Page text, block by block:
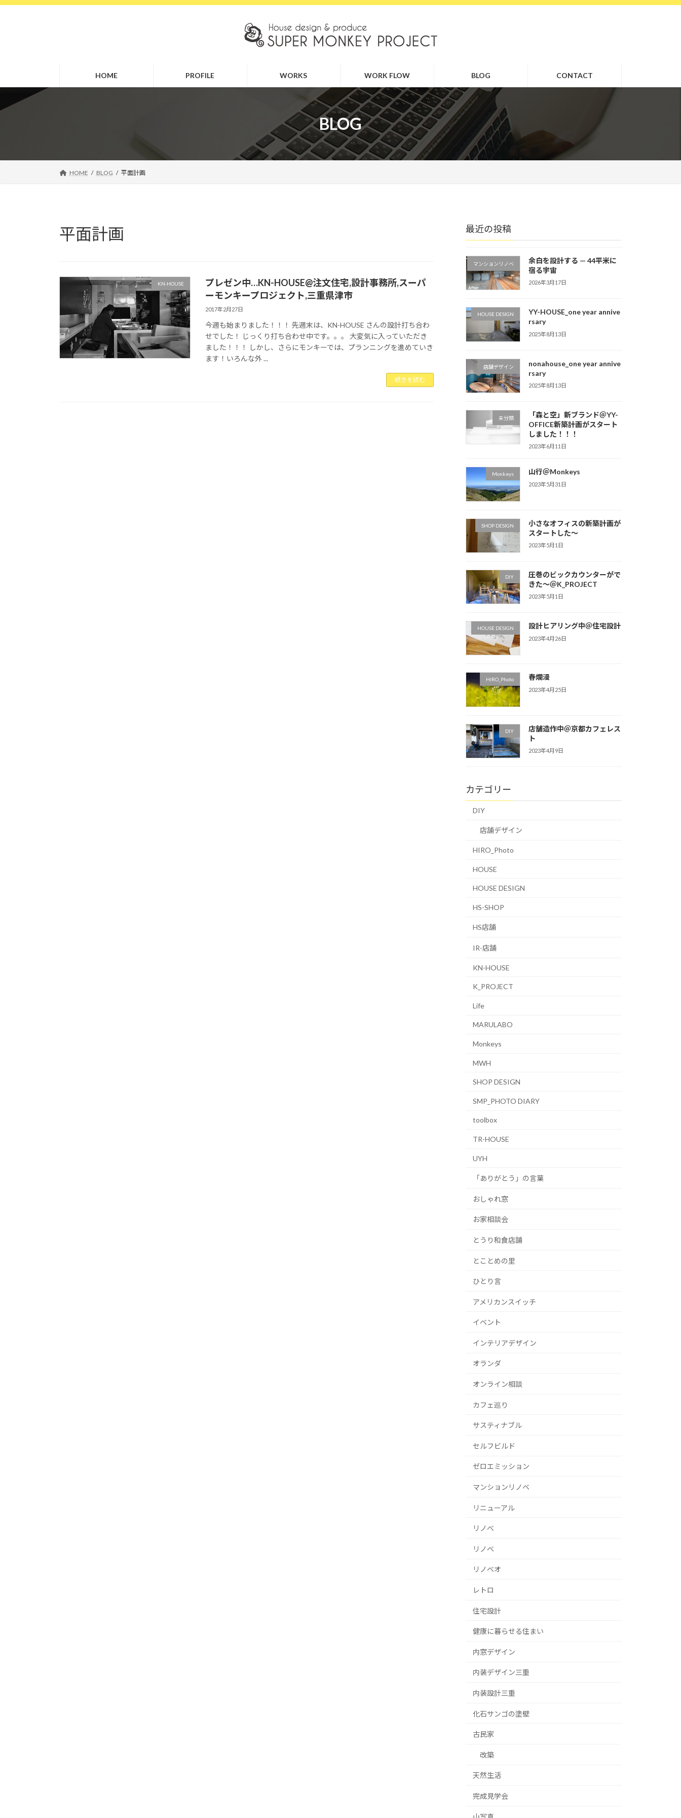
コ
ナ
HOME PROFILE WORKS WORK FLOW BLOG CONTACT
BLOG
HOME BLOG 平面計画
平面計画
KN-HOUSE
プレゼン中…KN-HOUSE@注文住宅,設計事務所,スーパ
ーモンキープロジェクト,三重県津市
2017年2月27日
今週も始まりました！！！ 先週末は、KN-HOUSE さんの設計打ち合わ
せでした！ じっくり打ち合わせ中です。。。 大変気に入っていただき
ました！！！ しかし、さらにモンキーでは、プランニングを進めていき
ます！いろんな外 ...
続きを読む
最近の投稿
マンションリノベ
余白を設計する — 44平米に
宿る宇宙
2026年3月17日
HOUSE DESIGN
YY-HOUSE_one year annive
rsary
2025年8月13日
店舗デザイン
nonahouse_one year annive
rsary
2025年8月13日
未分類
「森と空」新ブランド＠YY-
OFFICE新築計画がスタート
しました！！！
2023年6月11日
Monkeys 山行＠Monkeys
2023年5月31日
SHOP DESIGN
小さなオフィスの新築計画が
スタートした〜
2023年5月1日
DIY
圧巻のビックカウンターがで
きた〜＠K_PROJECT
2023年5月1日
HOUSE DESIGN 設計ヒアリング中＠住宅設計
2023年4月26日
HIRO_Photo 春爛漫
2023年4月25日
DIY
店舗造作中＠京都カフェレス
ト
2023年4月9日
カテゴリー
DIY
店舗デザイン
HIRO_Photo
HOUSE
HOUSE DESIGN
HS-SHOP
HS店舗
IR-店舗
KN-HOUSE
K_PROJECT
Life
MARULABO
Monkeys
MWH
SHOP DESIGN
SMP_PHOTO DIARY
toolbox
TR-HOUSE
UYH
「ありがとう」の言葉
おしゃれ窓
お家相談会
とうり和食店舗
とことめの里
ひとり言
アメリカンスイッチ
イベント
インテリアデザイン
オランダ
オンライン相談
カフェ巡り
サスティナブル
セルフビルド
ゼロエミッション
マンションリノベ
リニューアル
リノべ
リノベ
リノベオ
レトロ
住宅設計
健康に暮らせる住まい
内窓デザイン
内装デザイン三重
内装設計三重
化石サンゴの塗壁
古民家
改築
天然生活
完成見学会